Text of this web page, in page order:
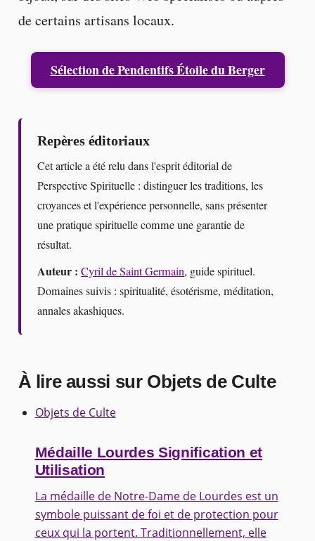
de certains artisans locaux.
Sélection de Pendentifs Étoile du Berger
Repères éditoriaux
Cet article a été relu dans l'esprit éditorial de
Perspective Spirituelle : distinguer les traditions, les
croyances et l'expérience personnelle, sans présenter
une pratique spirituelle comme une garantie de
résultat.
Auteur : Cyril de Saint Germain, guide spirituel.
Domaines suivis : spiritualité, ésotérisme, méditation,
annales akashiques.
À lire aussi sur Objets de Culte
Objets de Culte
Médaille Lourdes Signification et
Utilisation
La médaille de Notre-Dame de Lourdes est un
symbole puissant de foi et de protection pour
ceux qui la portent. Traditionnellement, elle